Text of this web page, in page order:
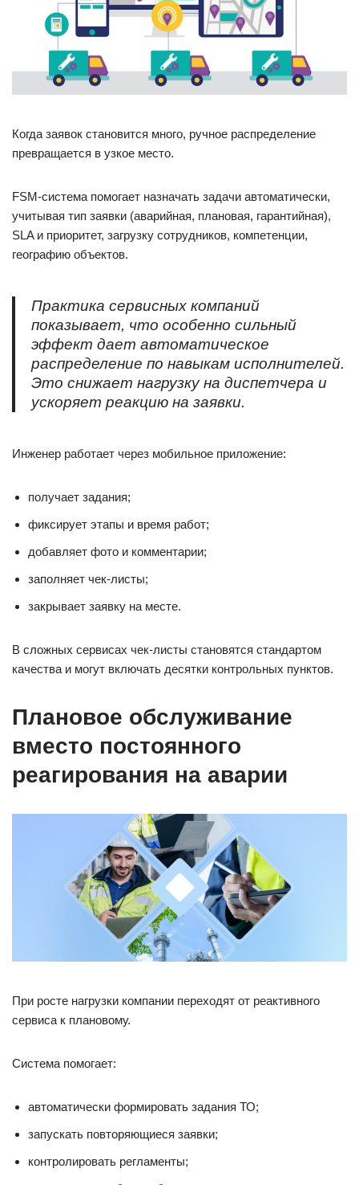
Когда заявок становится много, ручное распределение
превращается в узкое место.
FSM-система помогает назначать задачи автоматически,
учитывая тип заявки (аварийная, плановая, гарантийная),
SLA и приоритет, загрузку сотрудников, компетенции,
географию объектов.
Практика сервисных компаний
показывает, что особенно сильный
эффект дает автоматическое
распределение по навыкам исполнителей.
Это снижает нагрузку на диспетчера и
ускоряет реакцию на заявки.
Инженер работает через мобильное приложение:
получает задания;
фиксирует этапы и время работ;
добавляет фото и комментарии;
заполняет чек-листы;
закрывает заявку на месте.
В сложных сервисах чек-листы становятся стандартом
качества и могут включать десятки контрольных пунктов.
Плановое обслуживание
вместо постоянного
реагирования на аварии
При росте нагрузки компании переходят от реактивного
сервиса к плановому.
Система помогает:
автоматически формировать задания ТО;
запускать повторяющиеся заявки;
контролировать регламенты;